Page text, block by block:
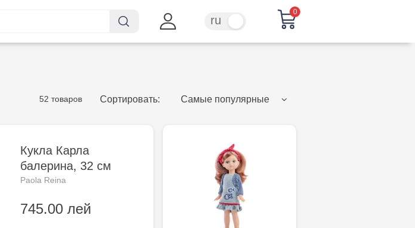
ru
0
52 товаров Сортировать: Самые популярные
Кукла Карла
балерина, 32 см
Paola Reina
745.00 лей